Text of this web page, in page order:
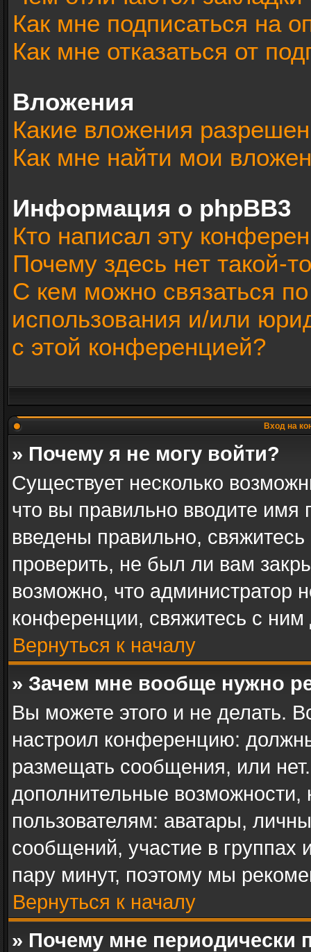
Как мне подписаться на
Как мне отказаться от
Вложения
Какие вложения
Как мне найти мои
Информация о phpBB3
Кто написал эту
Почему здесь нет такой-
С кем можно связаться по
использования и/или
с этой конференцией?
Вход на
» Почему я не могу войти?
Существует несколько
что вы правильно вводите имя
введены правильно,
проверить, не был ли вам
возможно, что администратор
конференции, свяжитесь с ним
Вернуться к началу
» Зачем мне вообще нужно
Вы можете этого и не делать.
настроил конференцию:
размещать сообщения, или
дополнительные
пользователям: аватары,
сообщений, участие в группах
пару минут, поэтому мы
Вернуться к началу
» Почему мне периодически